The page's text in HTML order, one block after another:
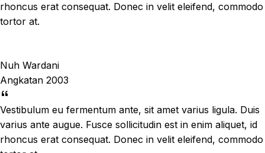
rhoncus erat consequat. Donec in velit eleifend, commodo
tortor at.
Nuh Wardani
Angkatan 2003
Vestibulum eu fermentum ante, sit amet varius ligula. Duis
varius ante augue. Fusce sollicitudin est in enim aliquet, id
rhoncus erat consequat. Donec in velit eleifend, commodo